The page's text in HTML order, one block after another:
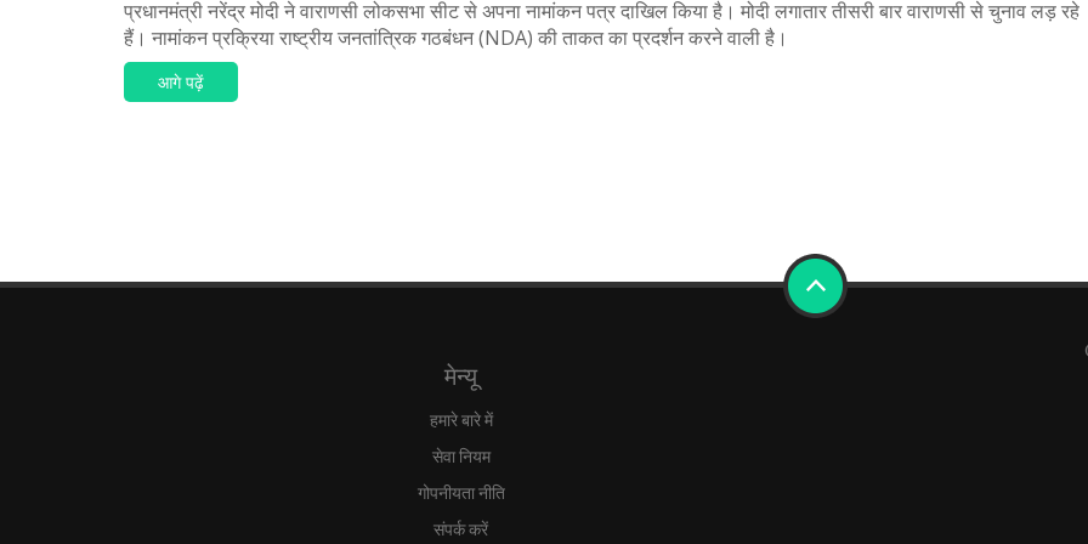
प्रधानमंत्री नरेंद्र मोदी ने वाराणसी लोकसभा सीट से अपना नामांकन पत्र दाखिल किया है। मोदी लगातार तीसरी बार वाराणसी से चुनाव लड़ रहे
हैं। नामांकन प्रक्रिया राष्ट्रीय जनतांत्रिक गठबंधन (NDA) की ताकत का प्रदर्शन करने वाली है।
आगे पढ़ें
मेन्यू
हमारे बारे में
सेवा नियम
गोपनीयता नीति
संपर्क करें